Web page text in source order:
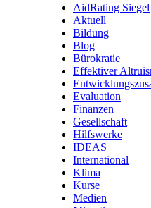
AidRating Siegel
Aktuell
Bildung
Blog
Bürokratie
Effektiver
Evaluation
Finanzen
Gesellschaft
Hilfswerke
IDEAS
International
Klima
Kurse
Medien